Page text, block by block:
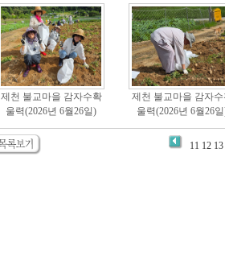
제천 불교마을 감자수확
울력(2026년 6월26일)
제천 불교마을 감자수
울력(2026년 6월26
11 12 13